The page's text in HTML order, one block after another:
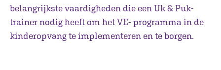
belangrijkste vaardigheden die een Uk & Puk-
trainer nodig heeft om het VE- programma in de
kinderopvang te implementeren en te borgen.